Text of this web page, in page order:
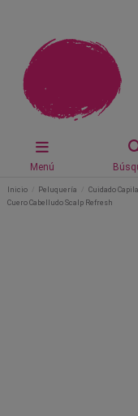
Menú
Inicio Peluquería Cuidado
Cuero Cabelludo​ Scalp Refresh